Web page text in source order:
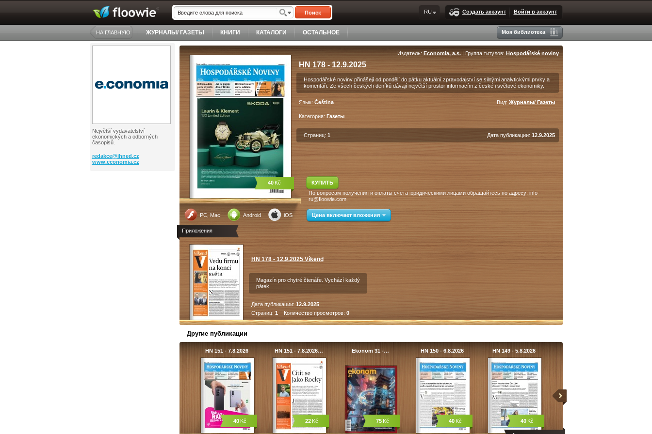
Поиск Создать аккаунт Войти в аккаунт
RU
НА ГЛАВНУЮ ЖУРНАЛЫ/ ГАЗЕТЫ КНИГИ КАТАЛОГИ ОСТАЛЬНОЕ Моя библиотека
Největší vydavatelství
ekonomických a odborných
časopisů.
redakce@ihned.cz
www.economia.cz
PC, Mac Android iOS
40 Kč
Издатель: Economia, a.s.| Группа титулов: Hospodářské noviny
HN 178 - 12.9.2025
Hospodářské noviny přinášejí od pondělí do pátku aktuální zpravodajství se silnými analytickými prvky a
komentáři. Ze všech českých deníků dávají největší prostor informacím z české i světové ekonomiky.
Язык: Čeština Вид: Журналы/ Газеты
Категория: Газеты
Страниц: 1 Дата публикации: 12.9.2025
КУПИТЬ
По вопросам получения и оплаты счета юридическими лицами обращайтесь по адресу: info-
ru@floowie.com.
Цена включает вложения
Приложения
HN 178 - 12.9.2025 Víkend
Magazín pro chytré čtenáře. Vychází každý
pátek.
Дата публикации: 12.9.2025
Страниц: 1 Количество просмотров: 0
Другие публикации
HN 151 - 7.8.2026
40 Kč
HN 151 - 7.8.2026…
22 Kč
Ekonom 31 -…
75 Kč
HN 150 - 6.8.2026
40 Kč
HN 149 - 5.8.2026
40 Kč